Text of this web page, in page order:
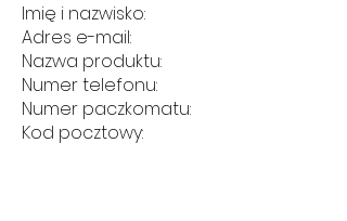
Imię i nazwisko:
Adres e-mail:
Nazwa produktu:
Numer telefonu:
Numer paczkomatu:
Kod pocztowy: